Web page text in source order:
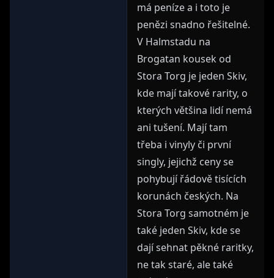
má peníze a i toto je
penězi snadno řešitelné.
V Halmstadu na
Brogatan kousek od
Stora Torg je jeden Skiv,
kde mají takové rarity, o
kterých většina lidí nemá
ani tušení. Mají tam
třeba i vinyly či první
singly, jejichž ceny se
pohybují řádově tisících
korunách českých. Na
Stora Torg samotném je
také jeden Skiv, kde se
dají sehnat pěkné raritky,
ne tak staré, ale také